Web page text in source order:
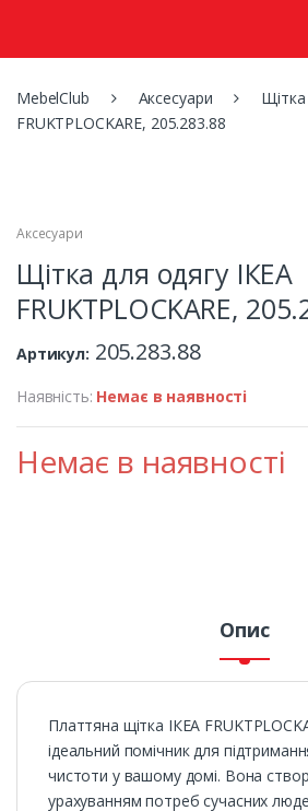
:
MebelClub Аксесуари
Щітка
FRUKTPLOCKARE, 205.283.88
Аксесуари
Щітка для одягу ІКЕА
FRUKTPLOCKARE,
Артикул: 205.283.88
Наявність: Немає в наявності
Немає в наявності
Опис
Платтяна щітка ІКЕА
ідеальний помічник для
чистоти у вашому домі. Вона
урахуванням потреб сучасних